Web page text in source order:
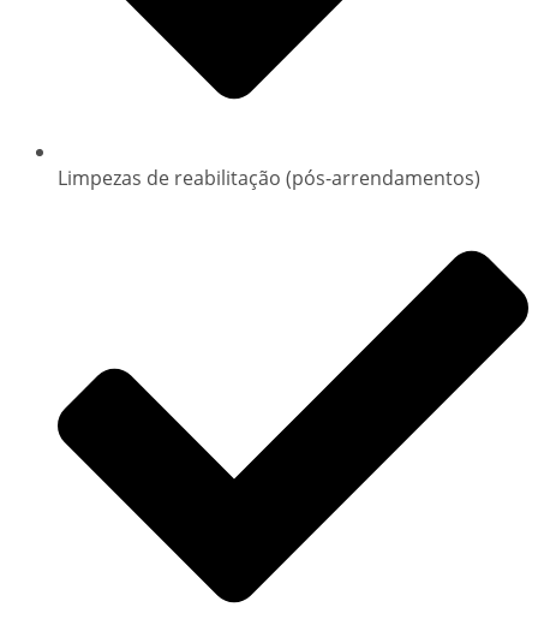
Limpezas de reabilitação (pós-arrendamentos)